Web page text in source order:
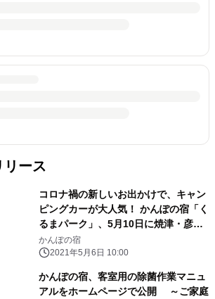
リース
コロナ禍の新しいお出かけで、キャン
ピングカーが大人気！ かんぽの宿「く
るまパーク」、5月10日に焼津・彦
根・赤穂で開業
かんぽの宿
2021年5月6日 10:00
かんぽの宿、客室用の除菌作業マニュ
アルをホームページで公開 ～ご家庭